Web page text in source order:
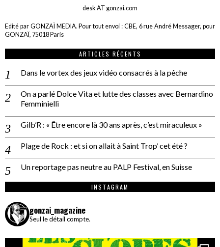
desk AT gonzai.com
Edité par GONZAÏ MEDIA. Pour tout envoi : CBE, 6 rue André Messager, pour
GONZAÏ, 75018 Paris
ARTICLES RÉCENTS
Dans le vortex des jeux vidéo consacrés à la pêche
On a parlé Dolce Vita et lutte des classes avec Bernardino
Femminielli
Gilb’R : « Être encore là 30 ans après, c’est miraculeux »
Plage de Rock : et si on allait à Saint Trop’ cet été ?
Un reportage pas neutre au PALP Festival, en Suisse
INSTAGRAM
gonzai_magazine
Seul le détail compte.